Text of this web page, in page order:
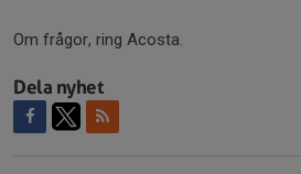
Om frågor, ring Acosta.
Dela nyhet